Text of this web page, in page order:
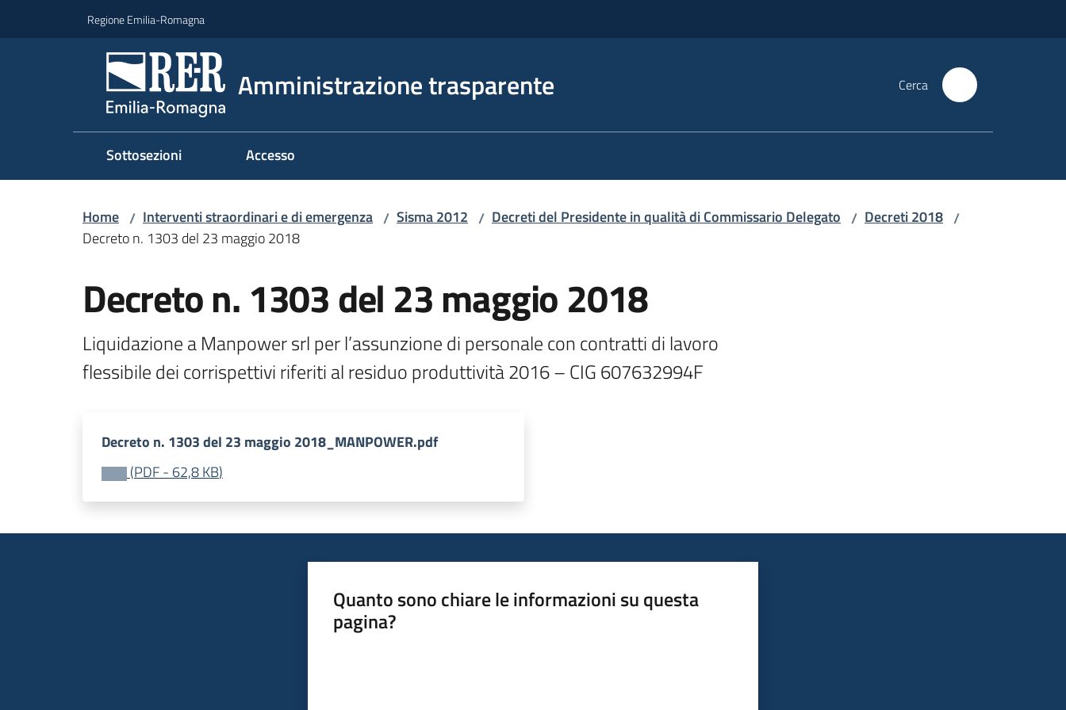
Regione Emilia-Romagna
Amministrazione trasparente Cerca
Sottosezioni Accesso
Home / Interventi straordinari e di emergenza / Sisma 2012 / Decreti del Presidente in qualità di Commissario Delegato / Decreti 2018 /
Decreto n. 1303 del 23 maggio 2018
Decreto n. 1303 del 23 maggio 2018
Liquidazione a Manpower srl per l’assunzione di personale con contratti di lavoro
flessibile dei corrispettivi riferiti al residuo produttività 2016 – CIG 607632994F
Decreto n. 1303 del 23 maggio 2018_MANPOWER.pdf
(PDF- 62,8 KB)
Quanto sono chiare le informazioni su questa
pagina?